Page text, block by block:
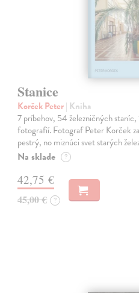
Stanice
Korček Peter| Kniha
7 príbehov, 54 železničných
fotografií. Fotograf Peter Korček
pestrý, no miznúci svet starých
Na sklade ?
42,75 €
45,00 € ?